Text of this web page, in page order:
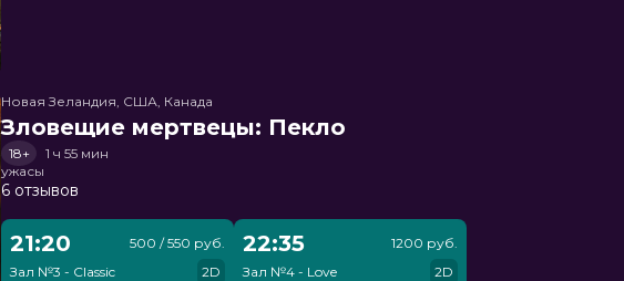
Новая Зеландия, США, Канада
Зловещие мертвецы: Пекло
18+
1 ч 55 мин
ужасы
6 отзывов
21:20
Зал №3 - Classic
500 / 550 руб.
2D
22:35
Зал №4 - Love
1200 руб.
2D